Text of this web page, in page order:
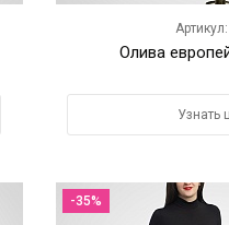
Олива
Узнать
-35%